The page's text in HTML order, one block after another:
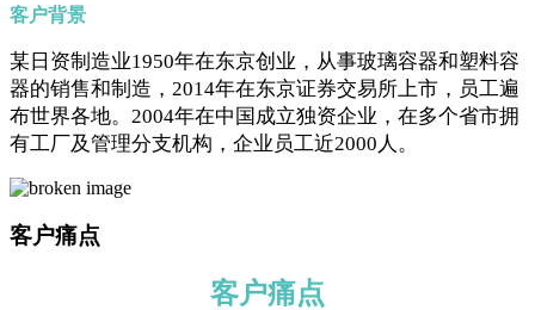
客户背景
某日资制造业1950年在东京创业，从事玻璃容器和塑料容
器的销售和制造，2014年在东京证券交易所上市，员工遍
布世界各地。2004年在中国成立独资企业，在多个省市拥
有工厂及管理分支机构，企业员工近2000人。
客户痛点
客户痛点